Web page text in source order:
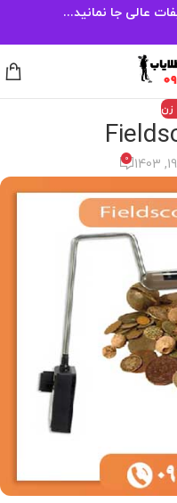
عالی جا نمانید...
زن
0